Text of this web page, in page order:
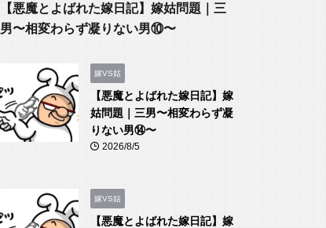
【悪魔とよばれた嫁日記】嫁姑問題｜三
男〜相変わらず凝りない男⑩〜
嫁VS姑
【悪魔とよばれた嫁日記】嫁
姑問題｜三男〜相変わらず凝
りない男⑭〜
2026/8/5
嫁VS姑
【悪魔とよばれた嫁日記】嫁